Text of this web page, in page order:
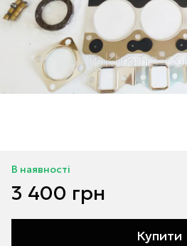
В наявності
3 400 грн
Купити